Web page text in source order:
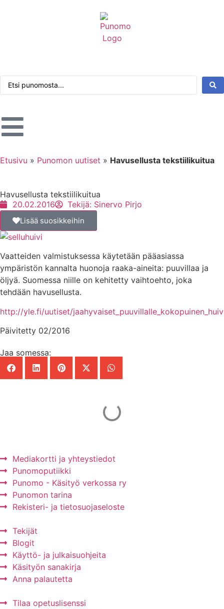
Etusivu » Punomon uutiset » Havusellusta tekstiilikuitua
Havusellusta tekstiilikuitua
20.02.2016
Tekijä: Sinervo Pirjo
Lisää suosikkeihin
Vaatteiden valmistuksessa käytetään pääasiassa
ympäristön kannalta huonoja raaka-aineita: puuvillaa ja
öljyä. Suomessa niille on kehitetty vaihtoehto, joka
tehdään havusellusta.
http://yle.fi/uutiset/
Päivitetty 02/2016
Jaa somessa:
Mediakortti ja yhteystiedot
Punomoputiikki
Punomo - Käsityö verkossa ry
Punomon tarina
Rekisteri- ja tietosuojaseloste
Tekijät
Blogit
Käyttö- ja julkaisuohjeita
Käsityön sanakirja
Anna palautetta
Tilaa opetuslisenssi